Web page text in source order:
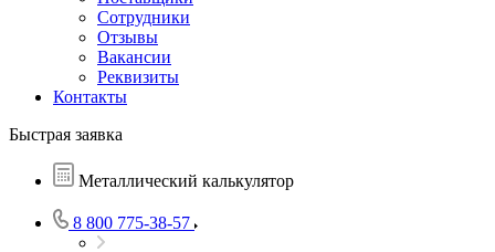
Сотрудники
Отзывы
Вакансии
Реквизиты
Контакты
Быстрая заявка
Металлический калькулятор
8 800 775-38-57